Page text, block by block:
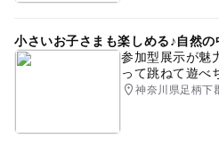
小さいお子さまも楽しめる♪自然
参加型展示が魅
って跳ねて遊べ
神奈川県足柄下